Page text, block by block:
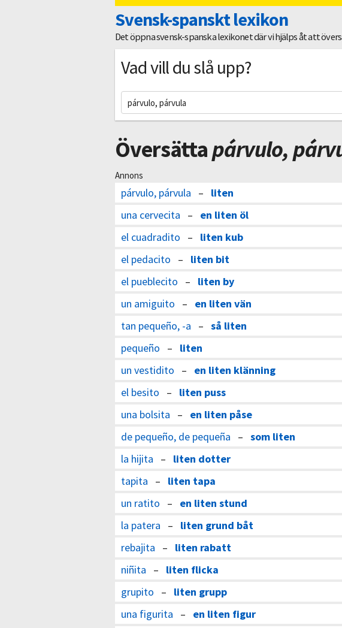
Svensk-spanskt lexikon
Det öppna svensk-spanska lexikonet där vi hjälps åt att
Vad vill du slå upp?
Översättapárvulo,
Annons
párvulo, párvula – liten
una cervecita – en liten öl
el cuadradito – liten kub
el pedacito – liten bit
el pueblecito – liten by
un amiguito – en liten vän
tan pequeño, -a – så liten
pequeño – liten
un vestidito – en liten klänning
el besito – liten puss
una bolsita – en liten påse
de pequeño, de pequeña – som liten
la hijita – liten dotter
tapita – liten tapa
un ratito – en liten stund
la patera – liten grund båt
rebajita – liten rabatt
niñita – liten flicka
grupito – liten grupp
una figurita – en liten figur